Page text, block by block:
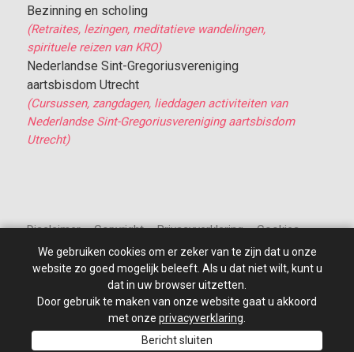
Bezinning en scholing
(Retraites, lezingen, meditatieve wandelingen,
spirituele reizen van KRO)
Nederlandse Sint-Gregoriusvereniging
aartsbisdom Utrecht
(Cursussen, zangdagen, lieddagen activiteiten van
Nederlandse Sint-Gregoriusvereniging aartsbisdom
Utrecht)
Disclaimer – Copyright – Privacyverklaring – Cookies
© 2010 - 2026 St Jan de Doper – Alle rechten voorbehouden.
Site ontwikkeld door: PixelBroeder - Website realisatie door
MKSHOP
We gebruiken cookies om er zeker van te zijn dat u onze
website zo goed mogelijk beleeft. Als u dat niet wilt, kunt u
dat in uw browser uitzetten.
Door gebruik te maken van onze website gaat u akkoord
met onze privacyverklaring
Bericht sluiten